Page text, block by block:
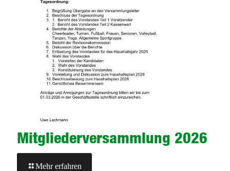
Mitgliederversammlung 2026
Mehr erfahren